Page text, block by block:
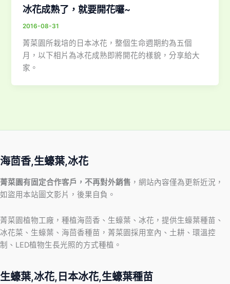
冰花成熟了，就要開花囉~
2016-08-31
菁菜園所栽培的日本冰花，整個生命週期約為五個
月，以下相片為冰花成熟即將開花的樣貌，分享給大
家。
海茴香,生蠔葉,冰花
菁菜園有固定合作客戶，不再對外銷售 ，網站內容僅為更新近況，
如盜用本站圖文影片，後果自負。
菁菜園植物工廠，種植海茴香、生蠔葉、冰花，提供生蠔葉種苗、
冰花菜、生蠔葉、海茴香種苗，菁菜園採用室內、土耕、環溫控
制、LED植物生長光照的方式種植。
生蠔葉,冰花,日本冰花,生蠔葉種苗